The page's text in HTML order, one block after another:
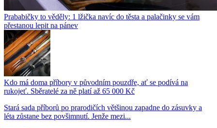
Prababičky to věděly: 1 lžička navíc do těsta a palačinky se vám
přestanou lepit na pánev
Kdo má doma příbory v původním pouzdře, ať se podívá na
rukojeť. Sběratelé za ně platí až 65 000 Kč
Stará sada příborů po prarodičích většinou zapadne do zásuvky a
léta zůstane bez povšimnutí. Jenže mezi...